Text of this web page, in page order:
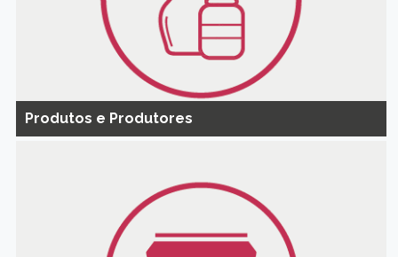
Produtos e Produtores